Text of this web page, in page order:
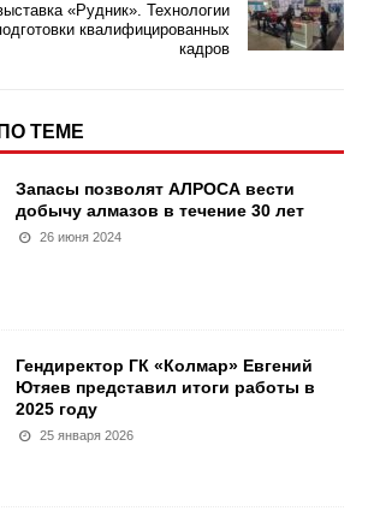
«Рудник». Технологии
квалифицированных
кадров
ТЕМЕ
Запасы позволят АЛРОСА вести
добычу алмазов в течение 30 лет
26 июня 2024
Гендиректор ГК «Колмар» Евгений
Ютяев представил итоги работы в
2025 году
25 января 2026